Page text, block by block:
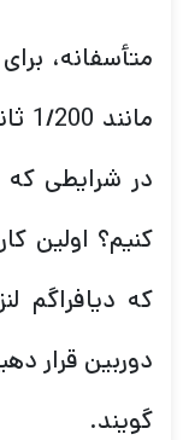
متأسفانه،
در شرایطی که
کنیم؟ اولین
دوربین قرار
گویند.